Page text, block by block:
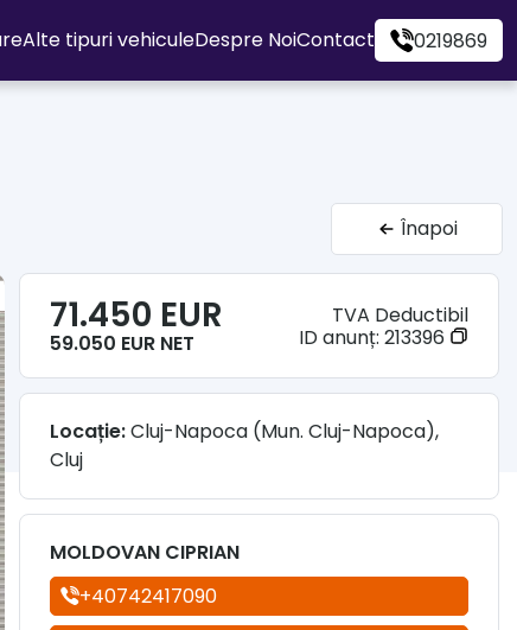
Alte tipuri vehiculeDespre NoiContact 0219869
Înapoi
71.450 EUR
59.050 EUR NET
TVA Deductibil
ID anunț: 213396
Locație:Cluj-Napoca (Mun. Cluj-Napoca),
Cluj
MOLDOVAN CIPRIAN
+40742417090